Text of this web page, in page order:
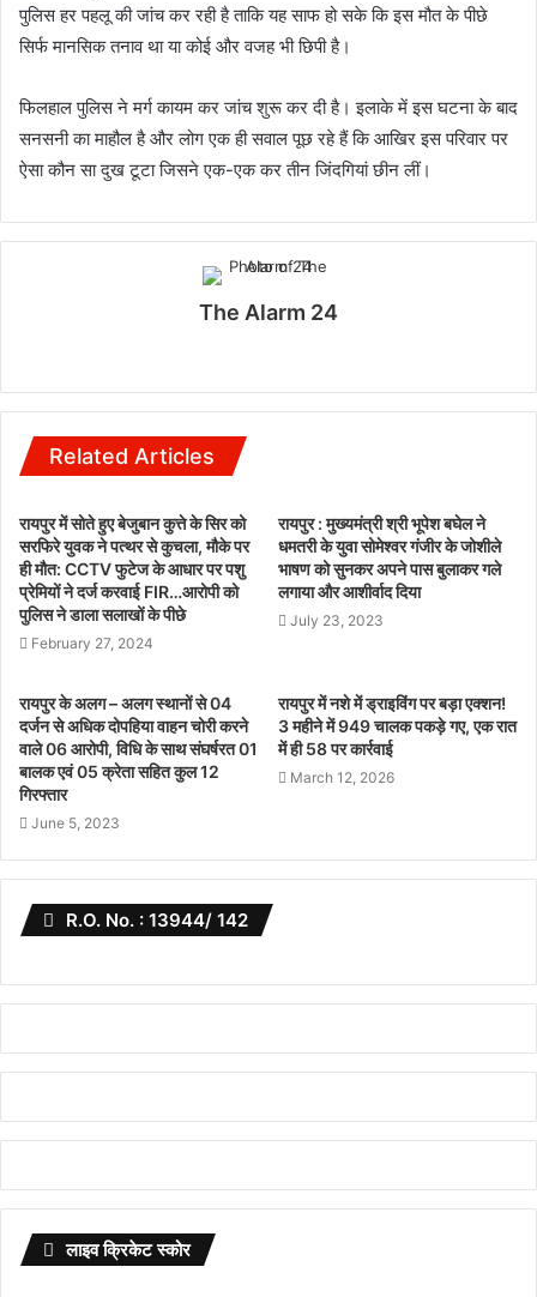
पुलिस हर पहलू की जांच कर रही है ताकि यह साफ हो सके कि इस मौत के पीछे
सिर्फ मानसिक तनाव था या कोई और वजह भी छिपी है।
फिलहाल पुलिस ने मर्ग कायम कर जांच शुरू कर दी है। इलाके में इस घटना के बाद
सनसनी का माहौल है और लोग एक ही सवाल पूछ रहे हैं कि आखिर इस परिवार पर
ऐसा कौन सा दुख टूटा जिसने एक-एक कर तीन जिंदगियां छीन लीं।
The Alarm 24
Related Articles
रायपुर में सोते हुए बेजुबान कुत्ते के सिर को
सरफिरे युवक ने पत्थर से कुचला, मौके पर
ही मौत: CCTV फुटेज के आधार पर पशु
प्रेमियों ने दर्ज करवाई FIR…आरोपी को
पुलिस ने डाला सलाखों के पीछे
February 27, 2024
रायपुर : मुख्यमंत्री श्री भूपेश बघेल ने
धमतरी के युवा सोमेश्वर गंजीर के जोशीले
भाषण को सुनकर अपने पास बुलाकर गले
लगाया और आशीर्वाद दिया
July 23, 2023
रायपुर के अलग – अलग स्थानों से 04
दर्जन से अधिक दोपहिया वाहन चोरी करने
वाले 06 आरोपी, विधि के साथ संघर्षरत 01
बालक एवं 05 क्रेता सहित कुल 12
गिरफ्तार
June 5, 2023
रायपुर में नशे में ड्राइविंग पर बड़ा एक्शन!
3 महीने में 949 चालक पकड़े गए, एक रात
में ही 58 पर कार्रवाई
March 12, 2026
R.O. No. : 13944/ 142
लाइव क्रिकेट स्कोर